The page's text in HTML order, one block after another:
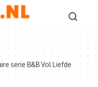
serie B&B Vol Liefde